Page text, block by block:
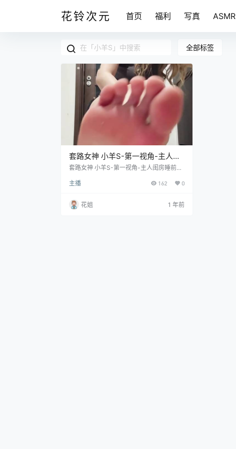
花铃次元 首页 福利 写真 ASMR
全部标签
套路女神 小羊S-第一视角-主人闺
房睡前才艺展示 [1v/810M]
套路女神 小羊S-第一视角-主人闺房睡前才
主播
162 0
花姐 1 年前